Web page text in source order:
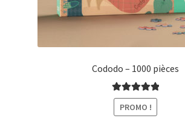
Cododo – 1000 pièces
Note5.00sur
5
PROMO !